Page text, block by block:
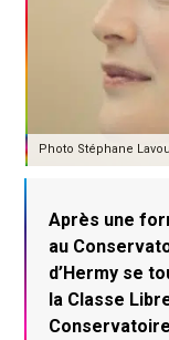
Photo Stéphane
Après une
au
d’Hermy se
la Classe